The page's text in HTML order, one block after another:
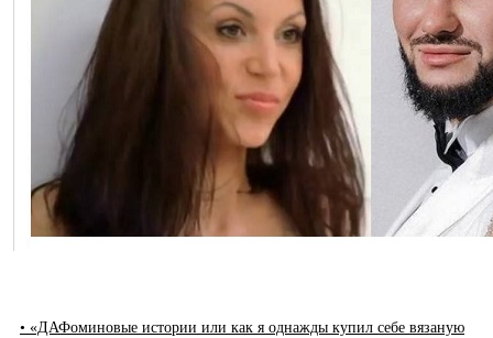
• «ДАФоминовые истории или как я однажды купил себе вязаную